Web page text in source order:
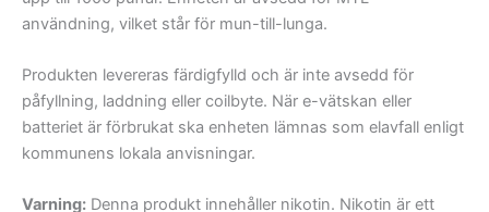
användning, vilket står för mun-till-lunga.
Produkten levereras färdigfylld och är inte avsedd för
påfyllning, laddning eller coilbyte. När e-vätskan eller
batteriet är förbrukat ska enheten lämnas som elavfall enligt
kommunens lokala anvisningar.
Varning: Denna produkt innehåller nikotin. Nikotin är ett